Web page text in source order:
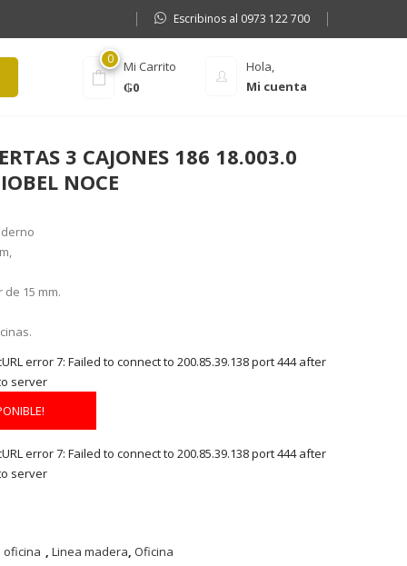
Escribinos al 0973 122 700
Hola,
Mi cuenta
0
Mi Carrito
₲0
3 CAJONES 186 18.003.0
NOCE
15 mm.
error 7: Failed to connect to 200.85.39.138 port 444 after
server
error 7: Failed to connect to 200.85.39.138 port 444 after
server
oficina , Linea madera, Oficina